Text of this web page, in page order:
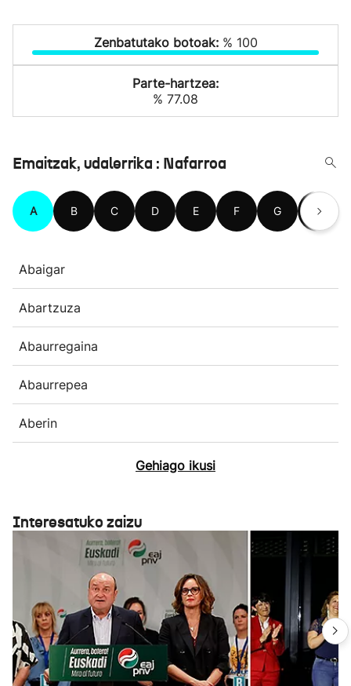
Zenbatutako botoak: % 100
Parte-hartzea:
% 77.08
Emaitzak, udalerrika : Nafarroa
A B C D E F G H
Abaigar
Abartzuza
Abaurregaina
Abaurrepea
Aberin
Gehiago ikusi
Interesatuko zaizu